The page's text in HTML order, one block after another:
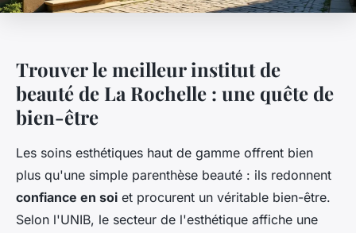
Trouver le meilleur institut de
beauté de La Rochelle : une quête de
bien-être
Les soins esthétiques haut de gamme offrent bien
plus qu'une simple parenthèse beauté : ils redonnent
confiance en soi et procurent un véritable bien-être.
Selon l'UNIB, le secteur de l'esthétique affiche une